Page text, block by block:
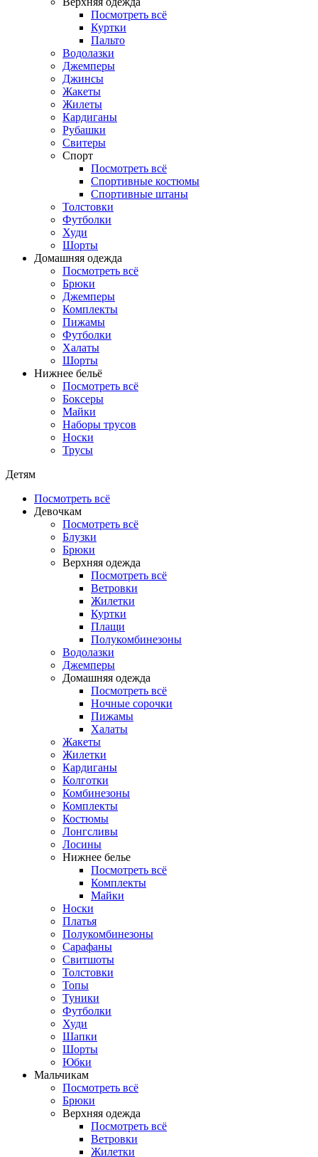
Посмотреть всё
Куртки
Пальто
Водолазки
Джемперы
Джинсы
Жакеты
Жилеты
Кардиганы
Рубашки
Свитеры
Спорт
Посмотреть всё
Спортивные костюмы
Спортивные штаны
Толстовки
Футболки
Худи
Шорты
Домашняя одежда
Посмотреть всё
Брюки
Джемперы
Комплекты
Пижамы
Футболки
Халаты
Шорты
Нижнее бельё
Посмотреть всё
Боксеры
Майки
Наборы трусов
Носки
Трусы
Детям
Посмотреть всё
Девочкам
Посмотреть всё
Блузки
Брюки
Верхняя одежда
Посмотреть всё
Ветровки
Жилетки
Куртки
Плащи
Полукомбинезоны
Водолазки
Джемперы
Домашняя одежда
Посмотреть всё
Ночные сорочки
Пижамы
Халаты
Жакеты
Жилетки
Кардиганы
Колготки
Комбинезоны
Комплекты
Костюмы
Лонгсливы
Лосины
Нижнее белье
Посмотреть всё
Комплекты
Майки
Носки
Платья
Полукомбинезоны
Сарафаны
Свитшоты
Толстовки
Топы
Туники
Футболки
Худи
Шапки
Шорты
Юбки
Мальчикам
Посмотреть всё
Брюки
Верхняя одежда
Посмотреть всё
Ветровки
Жилетки